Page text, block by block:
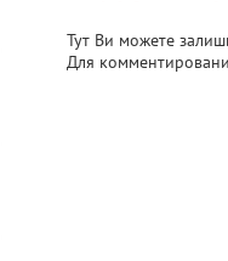
Тут Ви можете
Для